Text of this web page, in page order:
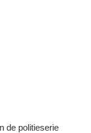
de politieserie